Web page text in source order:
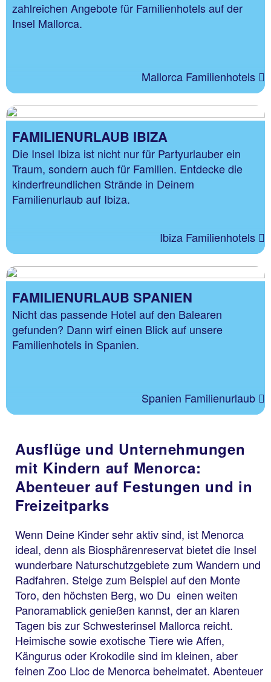
zahlreichen Angebote für Familienhotels auf der
Insel Mallorca.
Mallorca Familienhotels
FAMILIENURLAUB IBIZA
Die Insel Ibiza ist nicht nur für Partyurlauber ein
Traum, sondern auch für Familien. Entdecke die
kinderfreundlichen Strände in Deinem
Familienurlaub auf Ibiza.
Ibiza Familienhotels
FAMILIENURLAUB SPANIEN
Nicht das passende Hotel auf den Balearen
gefunden? Dann wirf einen Blick auf unsere
Familienhotels in Spanien.
Spanien Familienurlaub
Ausflüge und Unternehmungen
mit Kindern auf Menorca:
Abenteuer auf Festungen und in
Freizeitparks
Wenn Deine Kinder sehr aktiv sind, ist Menorca
ideal, denn als Biosphärenreservat bietet die Insel
wunderbare Naturschutzgebiete zum Wandern und
Radfahren. Steige zum Beispiel auf den Monte
Toro, den höchsten Berg, wo Du einen weiten
Panoramablick genießen kannst, der an klaren
Tagen bis zur Schwesterinsel Mallorca reicht.
Heimische sowie exotische Tiere wie Affen,
Kängurus oder Krokodile sind im kleinen, aber
feinen Zoo Lloc de Menorca beheimatet. Abenteuer